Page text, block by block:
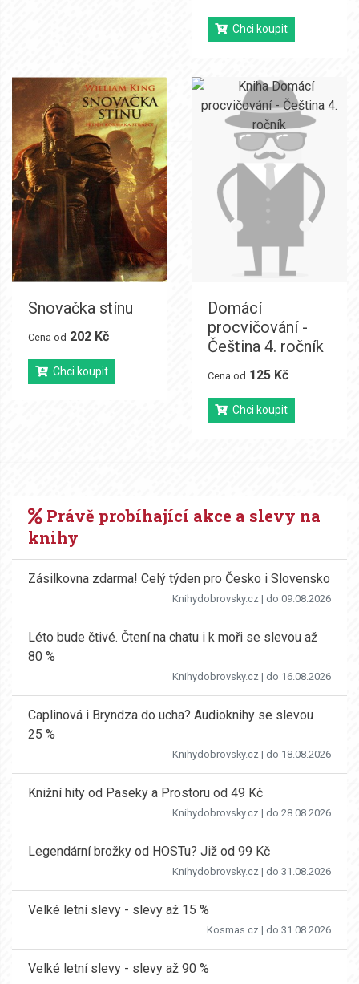
Chci koupit
Snovačka stínu
Cena od 202 Kč
Chci koupit
Domácí
procvičování -
Čeština 4. ročník
Cena od 125 Kč
Chci koupit
Právě probíhající akce a slevy na
knihy
Zásilkovna zdarma! Celý týden pro Česko i Slovensko
Knihydobrovsky.cz | do 09.08.2026
Léto bude čtivé. Čtení na chatu i k moři se slevou až
80 %
Knihydobrovsky.cz | do 16.08.2026
Caplinová i Bryndza do ucha? Audioknihy se slevou
25 %
Knihydobrovsky.cz | do 18.08.2026
Knižní hity od Paseky a Prostoru od 49 Kč
Knihydobrovsky.cz | do 28.08.2026
Legendární brožky od HOSTu? Již od 99 Kč
Knihydobrovsky.cz | do 31.08.2026
Velké letní slevy - slevy až 15 %
Kosmas.cz | do 31.08.2026
Velké letní slevy - slevy až 90 %